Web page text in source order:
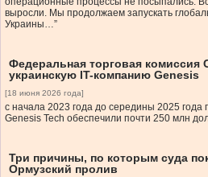
выросли. Мы продолжаем запускать
Украины…”
Федеральная торговая
украинскую IT-компанию Genesis
[18 июня 2026 года]
с начала 2023 года до середины 2025 года
Genesis Tech обеспечили почти 250 млн
Три причины, по которым суда
Ормузский пролив